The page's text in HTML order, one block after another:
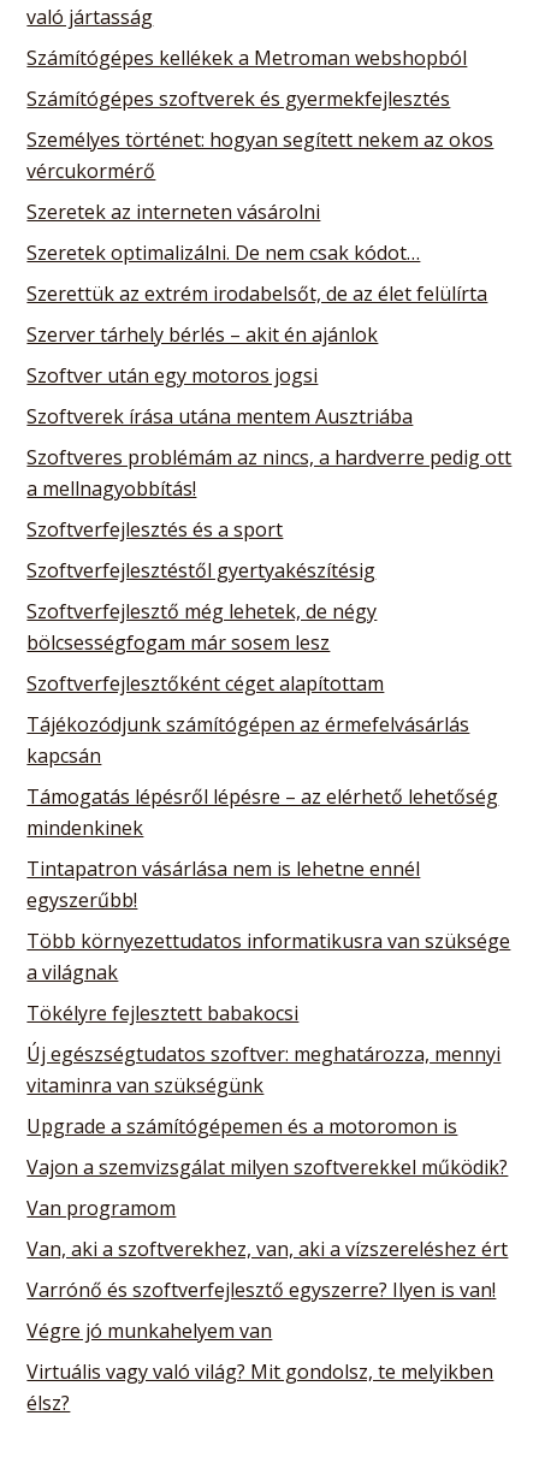
való jártasság
Számítógépes kellékek a Metroman webshopból
Számítógépes szoftverek és gyermekfejlesztés
Személyes történet: hogyan segített nekem az okos
vércukormérő
Szeretek az interneten vásárolni
Szeretek optimalizálni. De nem csak kódot…
Szerettük az extrém irodabelsőt, de az élet felülírta
Szerver tárhely bérlés – akit én ajánlok
Szoftver után egy motoros jogsi
Szoftverek írása utána mentem Ausztriába
Szoftveres problémám az nincs, a hardverre pedig ott
a mellnagyobbítás!
Szoftverfejlesztés és a sport
Szoftverfejlesztéstől gyertyakészítésig
Szoftverfejlesztő még lehetek, de négy
bölcsességfogam már sosem lesz
Szoftverfejlesztőként céget alapítottam
Tájékozódjunk számítógépen az érmefelvásárlás
kapcsán
Támogatás lépésről lépésre – az elérhető lehetőség
mindenkinek
Tintapatron vásárlása nem is lehetne ennél
egyszerűbb!
Több környezettudatos informatikusra van szüksége
a világnak
Tökélyre fejlesztett babakocsi
Új egészségtudatos szoftver: meghatározza, mennyi
vitaminra van szükségünk
Upgrade a számítógépemen és a motoromon is
Vajon a szemvizsgálat milyen szoftverekkel működik?
Van programom
Van, aki a szoftverekhez, van, aki a vízszereléshez ért
Varrónő és szoftverfejlesztő egyszerre? Ilyen is van!
Végre jó munkahelyem van
Virtuális vagy való világ? Mit gondolsz, te melyikben
élsz?